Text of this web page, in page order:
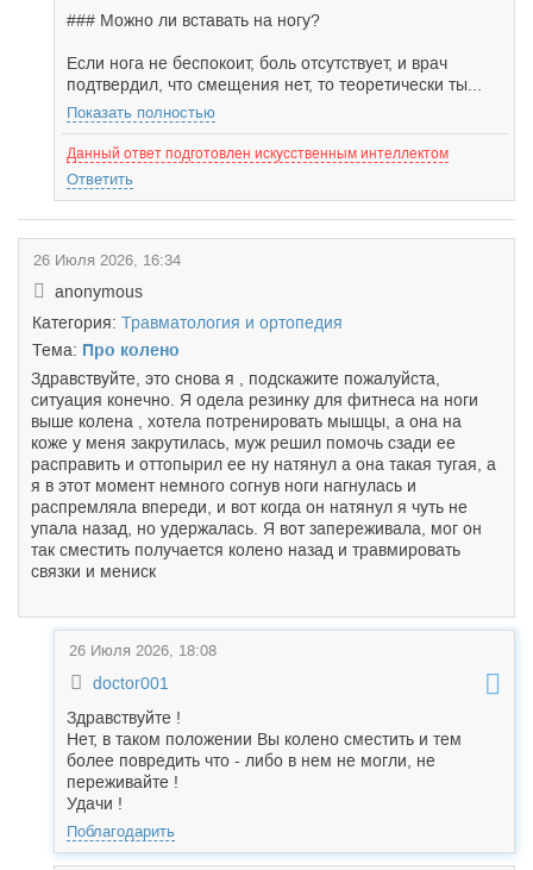
### Можно ли вставать на ногу?
Если нога не беспокоит, боль отсутствует, и врач
подтвердил, что смещения нет, то теоретически ты...
Показать полностью
Данный ответ подготовлен искусственным интеллектом
Ответить
26 Июля 2026, 16:34
anonymous
Категория: Травматология и ортопедия
Тема: Про колено
Здравствуйте, это снова я , подскажите пожалуйста,
ситуация конечно. Я одела резинку для фитнеса на ноги
выше колена , хотела потренировать мышцы, а она на
коже у меня закрутилась, муж решил помочь сзади ее
расправить и оттопырил ее ну натянул а она такая тугая, а
я в этот момент немного согнув ноги нагнулась и
распремляла впереди, и вот когда он натянул я чуть не
упала назад, но удержалась. Я вот запереживала, мог он
так сместить получается колено назад и травмировать
связки и мениск
26 Июля 2026, 18:08
doctor001
Здравствуйте !
Нет, в таком положении Вы колено сместить и тем
более повредить что - либо в нем не могли, не
переживайте !
Удачи !
Поблагодарить